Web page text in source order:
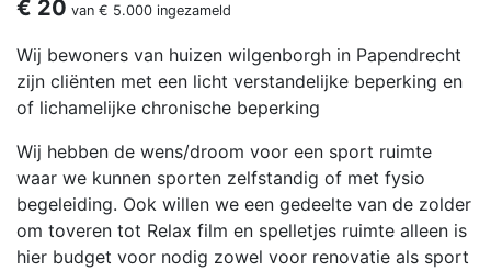
€ 20 van € 5.000 ingezameld
Wij bewoners van huizen wilgenborgh in Papendrecht
zijn cliënten met een licht verstandelijke beperking en
of lichamelijke chronische beperking
Wij hebben de wens/droom voor een sport ruimte
waar we kunnen sporten zelfstandig of met fysio
begeleiding. Ook willen we een gedeelte van de zolder
om toveren tot Relax film en spelletjes ruimte alleen is
hier budget voor nodig zowel voor renovatie als sport